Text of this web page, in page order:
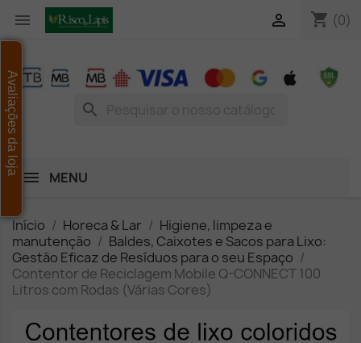
 shopping_cart (0)

search
MENU
Início Horeca & Lar
Higiene, limpeza e
manutenção
Baldes, Caixotes e Sacos para Lixo:
Gestão Eficaz de Resíduos para o seu Espaço
Contentor de Reciclagem Mobile Q-CONNECT 100
Litros com Rodas (Várias Cores)
Avaliações da loja